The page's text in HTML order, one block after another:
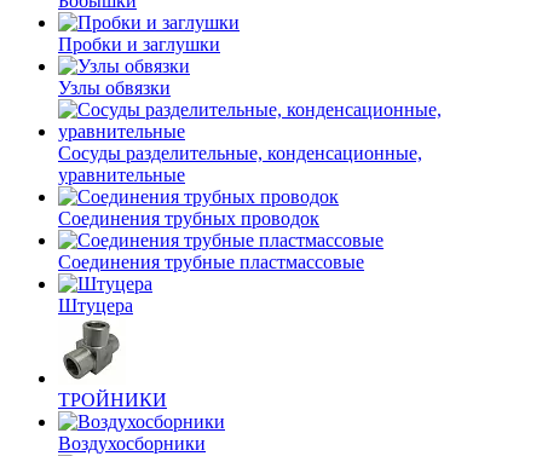
Пробки и заглушки
Узлы обвязки
Сосуды разделительные, конденсационные,
уравнительные
Соединения трубных проводок
Соединения трубные пластмассовые
Штуцера
ТРОЙНИКИ
Воздухосборники